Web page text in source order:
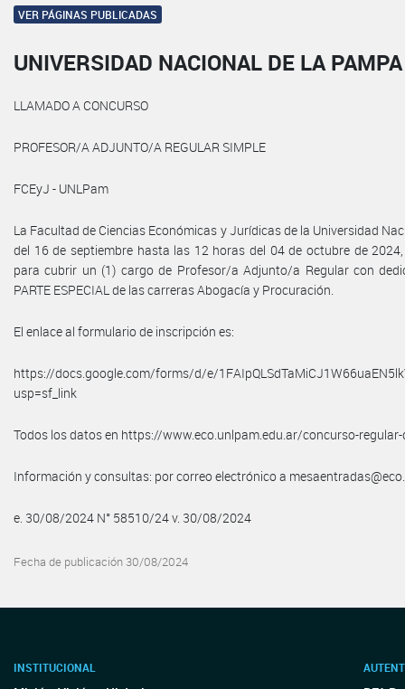
VER PÁGINAS PUBLICADAS
UNIVERSIDAD NACIONAL DE LA PAMPA
LLAMADO A CONCURSO
PROFESOR/A ADJUNTO/A REGULAR SIMPLE
FCEyJ - UNLPam
La Facultad de Ciencias Económicas y Jurídicas de la Universidad
del 16 de septiembre hasta las 12 horas del 04 de octubre de
para cubrir un (1) cargo de Profesor/a Adjunto/a Regular con
PARTE ESPECIAL de las carreras Abogacía y Procuración.
El enlace al formulario de inscripción es:
https://docs.google.com/forms/d/e/
usp=sf_link
Todos los datos en https://www.eco.unlpam.edu.ar/concurso-
Información y consultas: por correo electrónico a
e. 30/08/2024 N° 58510/24 v. 30/08/2024
Fecha de publicación 30/08/2024
INSTITUCIONAL